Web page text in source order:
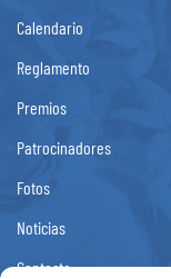
Calendario
Reglamento
Premios
Patrocinadores
Fotos
Noticias
Contacto